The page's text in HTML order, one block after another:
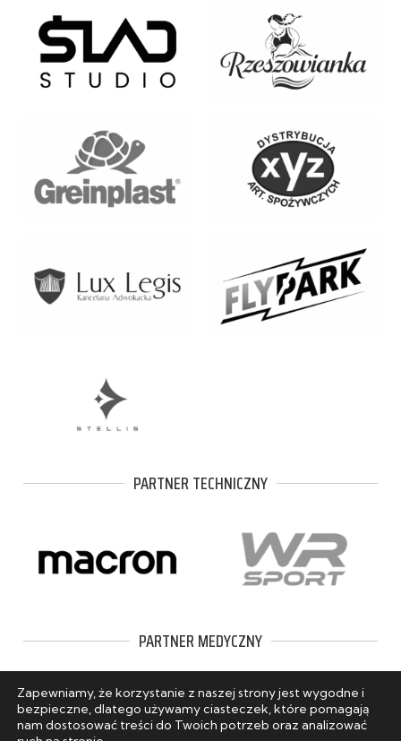
PARTNER TECHNICZNY
PARTNER MEDYCZNY
Zapewniamy, że korzystanie z naszej strony jest wygodne i
bezpieczne, dlatego używamy ciasteczek, które pomagają
nam dostosować treści do Twoich potrzeb oraz analizować